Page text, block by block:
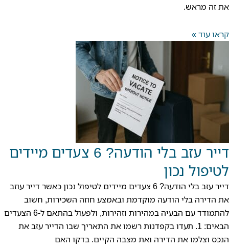
את זה מראש.
קראו עוד »
דייר עזב בלי הודעה? 6 צעדים מיידים
לטיפול נכון
דייר עזב בלי הודעה? 6 צעדים מיידים לטיפול נכון כאשר דייר עוזב
את הדירה בלי הודעה מוקדמת ובאמצע חוזה השכירות, חשוב
להתמודד עם הבעיה במהירות וזהירות, ולפעול בהתאם ל-6 הצעדים
הבאים: 1. תעדו בקפדנות רשמו את התאריך שבו הדייר עזב את
הנכס וצלמו את הדירה ואת מצבה הקיים. בדקו האם